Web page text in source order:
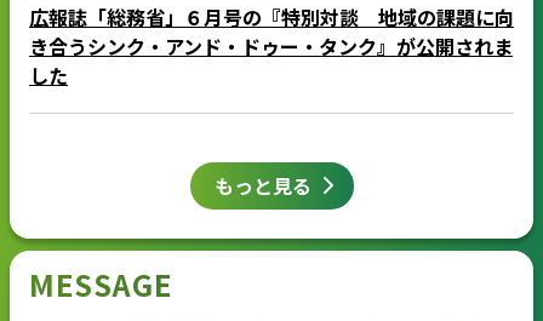
広報誌「総務省」６月号の『特別対談 地域の課題に向
き合うシンク・アンド・ドゥー・タンク』が公開されま
した
もっと見る
MESSAGE